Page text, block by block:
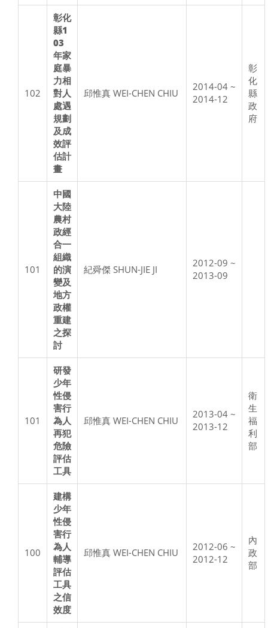
102
彰化
縣1
03
年家
庭暴
力相
對人
處遇
規劃
及成
效評
估計
畫
邱惟真 WEI-CHEN CHIU
2014-04 ~
2014-12
彰
化
縣
政
府
101
中國
大陸
農村
政經
合一
組織
的演
變及
地方
政權
重建
之探
討
紀舜傑 SHUN-JIE JI
2012-09 ~
2013-09
101
研發
少年
性侵
害行
為人
再犯
危險
評估
工具
邱惟真 WEI-CHEN CHIU
2013-04 ~
2013-12
衛
生
福
利
部
100
建構
少年
性侵
害行
為人
輔導
評估
工具
之信
效度
邱惟真 WEI-CHEN CHIU
2012-06 ~
2012-12
內
政
部